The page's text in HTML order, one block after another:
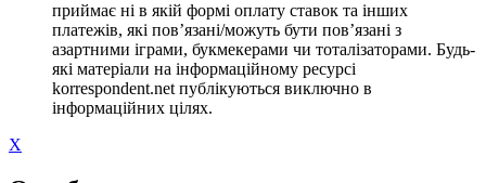
приймає ні в якій формі оплату ставок та інших
платежів, які пов’язані/можуть бути пов’язані з
азартними іграми, букмекерами чи тоталізаторами. Будь-
які матеріали на інформаційному ресурсі
korrespondent.net публікуються виключно в
інформаційних цілях.
X